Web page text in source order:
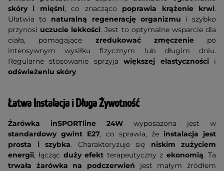
skóry i mięśni, co znacząco poprawia krążenie krwi.
Ułatwia to naturalną regenerację organizmu i szybko
przynosi uczucie lekkości. Jest to optymalne wsparcie dla
ciała, pomagające zredukować zmęczeniepo
intensywnym wysiłku fizycznym lub długim dniu.
Regularne stosowanie sprzyjawiększej elastycznościi
odświeżeniu skóry.
Łatwa Instalacja i Długa Żywotność
Żarówka inSPORTline 24W wyposażona jest w
standardowy gwint E27, co sprawia, że instalacja jest
prosta i szybka. Charakteryzuje się niskim zużyciem
energii, łącząc duży efekt terapeutyczny z ekonomią. Ta
trwała żarówka na podczerwień jest małym źródłem